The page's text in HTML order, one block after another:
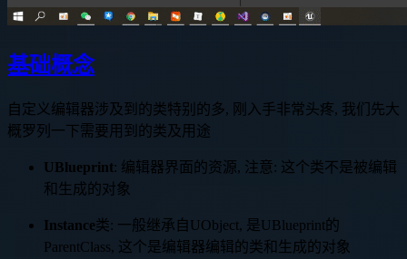
基础概念
自定义编辑器涉及到的类特别的多, 刚入手非常头疼, 我们先大
概罗列一下需要用到的类及用途
UBlueprint: 编辑器界面的资源, 注意: 这个类不是被编辑
和生成的对象
Instance类: 一般继承自UObject, 是UBlueprint的
ParentClass, 这个是编辑器编辑的类和生成的对象